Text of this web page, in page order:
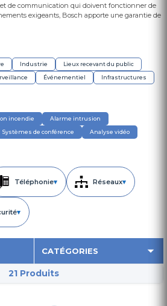
et de communication qui doivent fonctionner de
exigeants, Bosch apporte une garantie de
Industrie
Lieux recevant du public
Événementiel Infrastructures
incendie
Alarme intrusion
Systèmes de conférence
Analyse vidéo
Téléphonie▾ Réseaux▾
▾
21 Produits